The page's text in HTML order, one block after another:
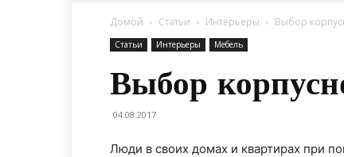
Домой Статьи Интерьеры Выбор
Статьи Интерьеры Мебель
Выбор
04.08.2017
Люди в своих домах и квартирах при